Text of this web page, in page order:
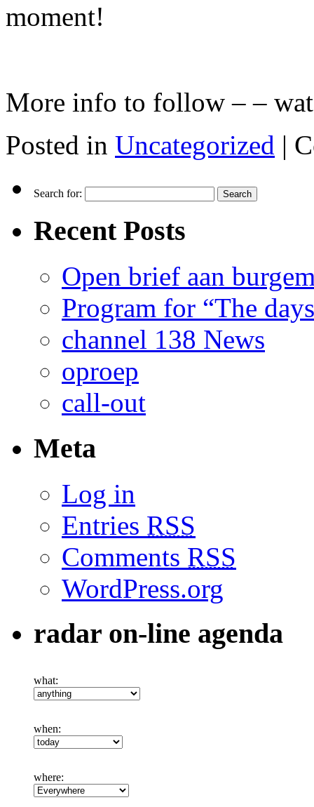
moment!
More info to follow – –
Posted in Uncategorized |
Search for:
Recent Posts
Open brief aan
Program for “The
channel 138 News
oproep
call-out
Meta
Log in
Entries RSS
Comments RSS
WordPress.org
radar on-line agenda
what:
when:
where: